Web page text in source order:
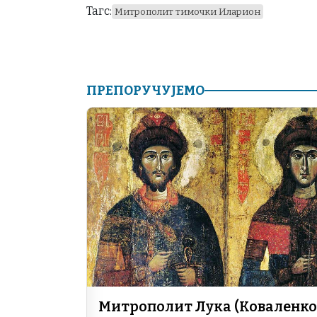
Тагс: Митрополит тимочки Иларион
ПРЕПОРУЧУЈЕМО
Митрополит Лука